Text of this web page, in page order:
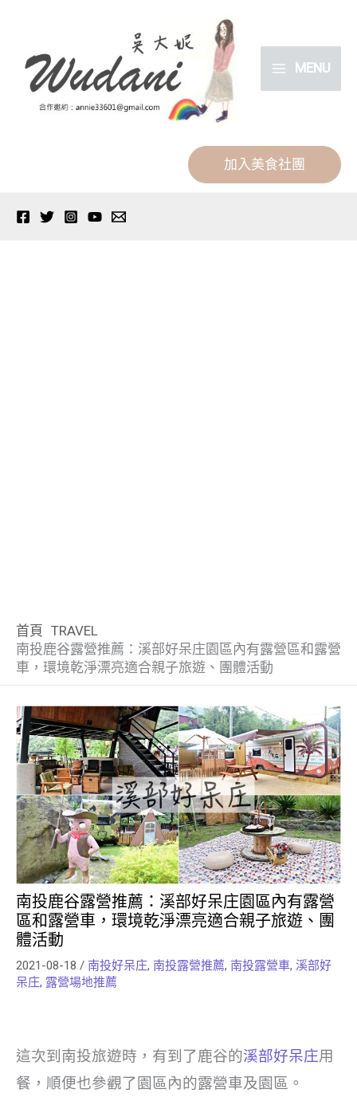
MENU
加入美食社團
首頁 TRAVEL
南投鹿谷露營推薦：溪部好呆庄園區內有露營區和露營
車，環境乾淨漂亮適合親子旅遊、團體活動
南投鹿谷露營推薦：溪部好呆庄園區內有露營
區和露營車，環境乾淨漂亮適合親子旅遊、團
體活動
2021-08-18 / 南投好呆庄, 南投露營推薦, 南投露營車, 溪部好
呆庄, 露營場地推薦
這次到南投旅遊時，有到了鹿谷的溪部好呆庄用
餐，順便也參觀了園區內的露營車及園區。